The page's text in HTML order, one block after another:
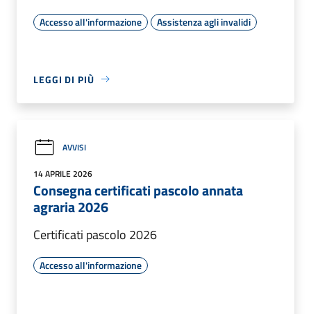
Accesso all'informazione Assistenza agli invalidi
LEGGI DI PIÙ
AVVISI
14 APRILE 2026
Consegna certificati pascolo annata
agraria 2026
Certificati pascolo 2026
Accesso all'informazione